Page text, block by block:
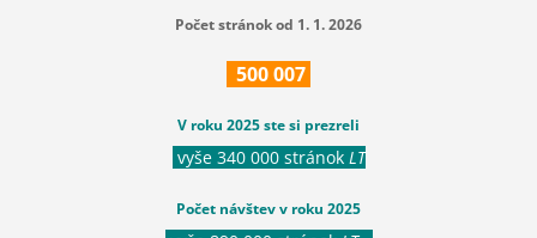
Počet stránok od 1. 1. 2026
500007
V roku 2025 ste si prezreli
vyše 340 000 stránok LT
Počet návštev v roku 2025